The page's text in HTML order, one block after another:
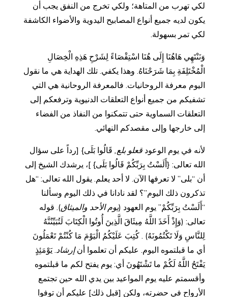
لكي تهرب من المتاهة؛ ولكي تخرج من النفق يجب أن
يكون لديه جميع أنواع المصابيح اليدوية والأضواء الكاشفة
لكي تمر بسهولة.
وَنَنْتَهِي هَاهُنَا إِلَى هُنَا اسْتِقْصَاءً لِشَرْحِ هَذِهِ الْخِصَالِ
الْمُخْتَلِفَةِ بِمَا شَرَحْنَاهُ. وهذا يكفي. تلك الهداية هي ما نقول
اليوم معرفة الروحانيات. فالمعرفة الروحانية هي التي
تشفيكم من جميع أنواع التعلقات الدنيوية وترفعكم إلى
التعلقات السماوية حتى تتمكنوا من النفاذ من الفضاء
إلى خارجها وإلى مقصدكم النهائي.
لأنه في يوم الوعود قعلو بلع,قَالُوا بَلَى} [رداً على سؤال
الله تعالى: {أَلَسْتُ بِرَبِّكُمْ قَالُوا بَلَى} ]، يرشدك الشيخ إلى
أن “بلى” لا تعرفها الآن. لا أحد يعلم. يقول الله تعالى: “هل
تذكرون ذلك اليوم”؟ لقد نادانا في ذلك اليوم وسألنا
“أَلَسْتُ بِرَبِّكُمْ” يوم العهود (يوم الأحد والميثاق). قوله
تعالى: (وَإِذْ أَخَذَ اللَّهُ مِيثَاقَ الَّذِينَ أُوتُوا الْكِتَابَ لَتُبَيِّنُنَّهُ
لِلنَّاسِ وَلَا تَكْتُمُونَهُ) . كُتِبَ عَلَيْكُمُ الْيَوْمَ مَا كُنْتُمْ تَعْمَلُونَ
أي ما قبلتموه اليوم. عليكم أن تعلموا أنإرشاد. يَوْمَئِذٍ
يَفْتَحُ اللَّهُ لَكُمْ ما تَشْتَهُونَ أي: يوم يفتح لكم ما قبلتموه
وأقسمتم عليه يوم المواعيد بين يدي الله حين تجتمع
الأرواح في حضرته، ولكن [قبل ذلك] عليكم أن توفوا